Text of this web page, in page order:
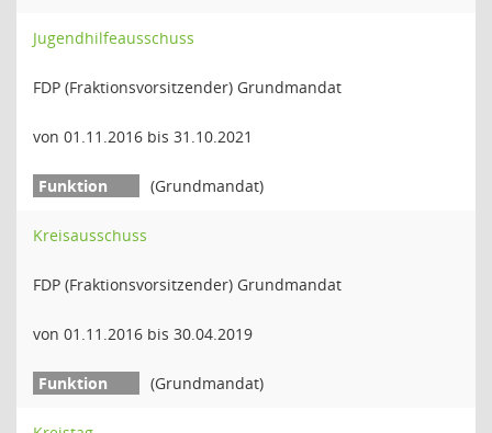
Jugendhilfeausschuss
FDP (Fraktionsvorsitzender) Grundmandat
von 01.11.2016 bis 31.10.2021
(Grundmandat)
Kreisausschuss
FDP (Fraktionsvorsitzender) Grundmandat
von 01.11.2016 bis 30.04.2019
(Grundmandat)